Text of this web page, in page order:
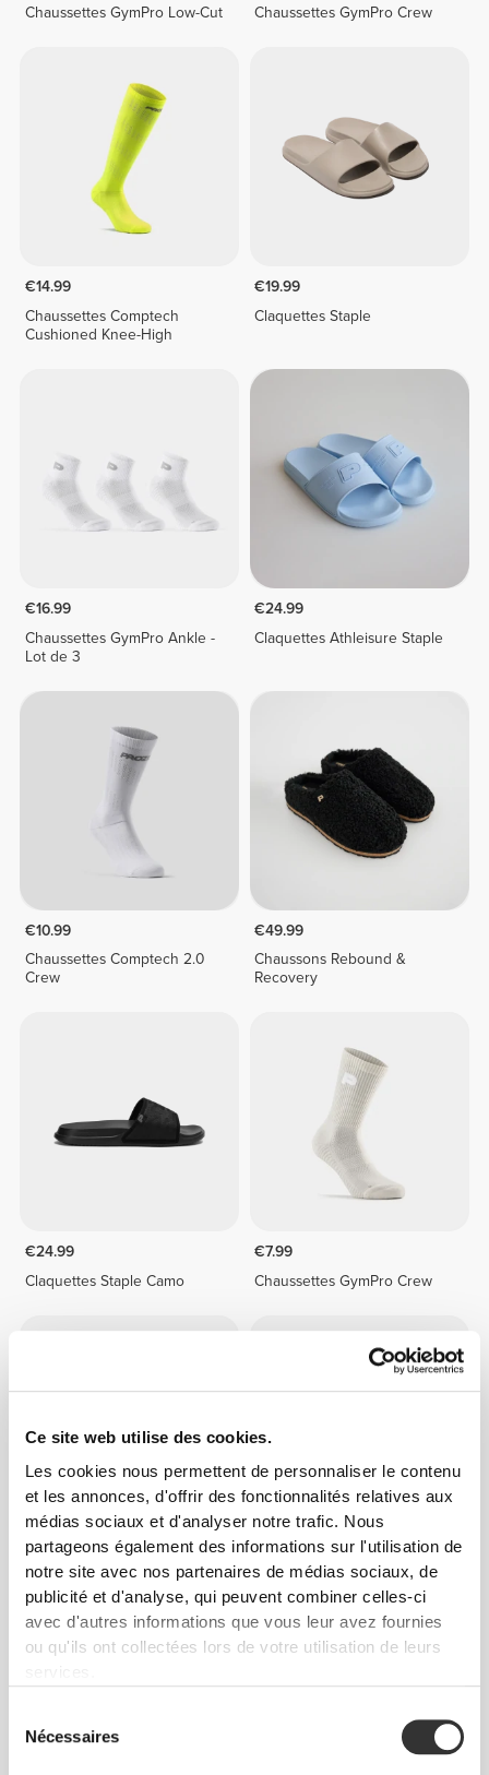
Ce site web utilise des cookies.
Les cookies nous permettent de personnaliser le contenu
et les annonces, d'offrir des fonctionnalités relatives aux
médias sociaux et d'analyser notre trafic. Nous
partageons également des informations sur l'utilisation de
notre site avec nos partenaires de médias sociaux, de
publicité et d'analyse, qui peuvent combiner celles-ci
avec d'autres informations que vous leur avez fournies
ou qu'ils ont collectées lors de votre utilisation de leurs
Nécessaires
Chaussettes GymPro Low-Cut
Chaussettes GymPro Crew
€14.99
Chaussettes Comptech
Cushioned Knee-High
€19.99
Claquettes Staple
€16.99
Chaussettes GymPro Ankle -
Lot de 3
€24.99
Claquettes Athleisure Staple
€10.99
Chaussettes Comptech 2.0
Crew
€49.99
Chaussons Rebound &
Recovery
€24.99
Claquettes Staple Camo
€7.99
Chaussettes GymPro Crew
€7.99
Chaussettes GymPro Crew
€4.99
Chaussettes GymPro No-
Show